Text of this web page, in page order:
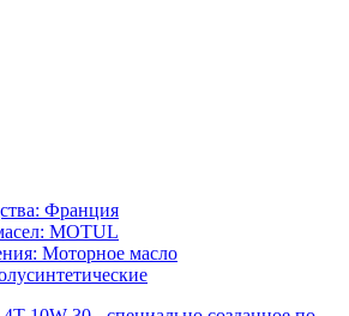
Франция
MOTUL
Моторное масло